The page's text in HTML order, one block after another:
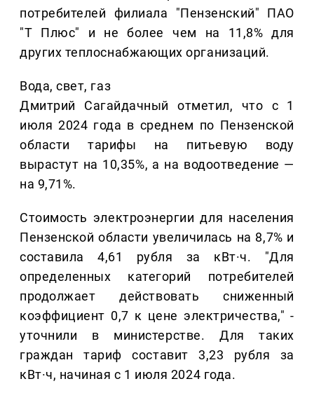
потребителей филиала "Пензенский" ПАО
"Т Плюс" и не более чем на 11,8% для
других теплоснабжающих организаций.
Вода, свет, газ
Дмитрий Сагайдачный отметил, что с 1
июля 2024 года в среднем по Пензенской
области тарифы на питьевую воду
вырастут на 10,35%, а на водоотведение —
на 9,71%.
Стоимость электроэнергии для населения
Пензенской области увеличилась на 8,7% и
составила 4,61 рубля за кВт·ч. "Для
определенных категорий потребителей
продолжает действовать сниженный
коэффициент 0,7 к цене электричества," -
уточнили в министерстве. Для таких
граждан тариф составит 3,23 рубля за
кВт·ч, начиная с 1 июля 2024 года.